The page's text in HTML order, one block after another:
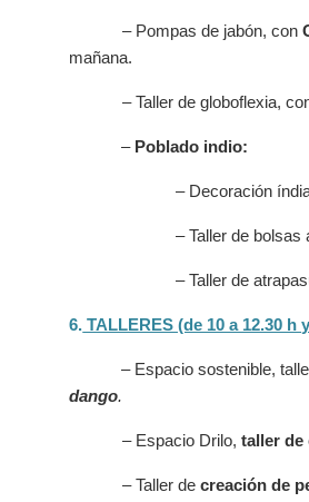
– Pompas de jabón, con
mañana.
– Taller de globoflexia,
– Poblado indio:
– Decoración
– Taller de bolsas
– Taller de
6. TALLERES (de 10 a 12.30 h
– Espacio sostenible,
dango.
– Espacio Drilo,taller de
– Taller decreación de